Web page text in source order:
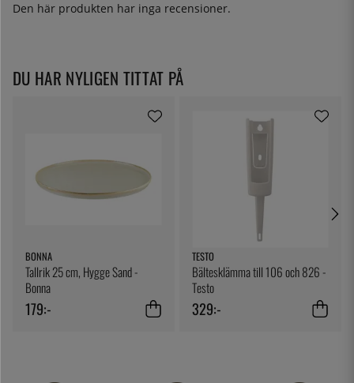
Den här produkten har inga recensioner.
DU HAR NYLIGEN TITTAT PÅ
BONNA
Tallrik 25 cm, Hygge Sand -
Bonna
179:-
TESTO
Bältesklämma till 106 och 826 -
Testo
329:-